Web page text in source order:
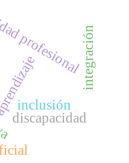
inclusión
discapacidad
integración